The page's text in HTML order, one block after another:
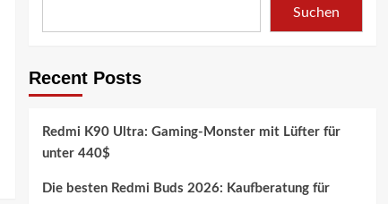
Suchen
Recent Posts
Redmi K90 Ultra: Gaming-Monster mit Lüfter für
unter 440$
Die besten Redmi Buds 2026: Kaufberatung für